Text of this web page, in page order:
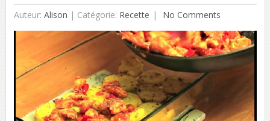
Auteur: Alison | Catégorie: Recette No Comments